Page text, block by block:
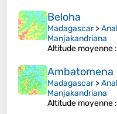
Beloha
Madagascar>
Manjakandriana
Altitude moyenne
Ambatomena
Madagascar>
Manjakandriana
Altitude moyenne